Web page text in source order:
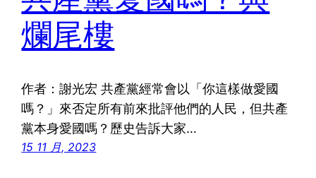
爛尾樓
作者：謝光宏 共產黨經常會以「你這樣做愛國
嗎？」來否定所有前來批評他們的人民，但共產
黨本身愛國嗎？歷史告訴大家…
15 11 月, 2023